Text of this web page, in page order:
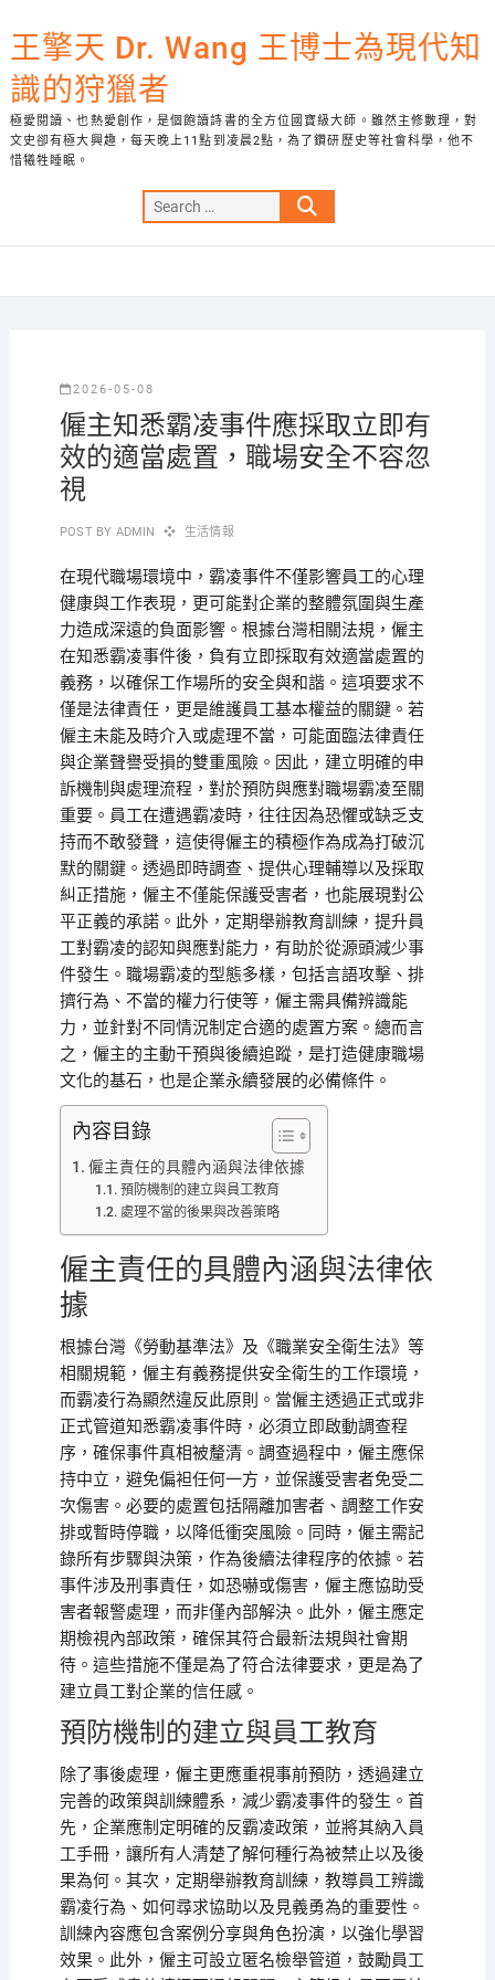
to
content
王擎天 Dr. Wang 王博士為現代知
識的狩獵者
極愛閱讀、也熱愛創作，是個飽讀詩書的全方位國寶級大師。雖然主修數理，對
文史卻有極大興趣，每天晚上11點到凌晨2點，為了鑽研歷史等社會科學，他不
惜犧牲睡眠。
Search
…
2026-05-08
僱主知悉霸凌事件應採取立即有
效的適當處置，職場安全不容忽
視
POST BY ADMIN 生活情報
在現代職場環境中，霸凌事件不僅影響員工的心理
健康與工作表現，更可能對企業的整體氛圍與生產
力造成深遠的負面影響。根據台灣相關法規，僱主
在知悉霸凌事件後，負有立即採取有效適當處置的
義務，以確保工作場所的安全與和諧。這項要求不
僅是法律責任，更是維護員工基本權益的關鍵。若
僱主未能及時介入或處理不當，可能面臨法律責任
與企業聲譽受損的雙重風險。因此，建立明確的申
訴機制與處理流程，對於預防與應對職場霸凌至關
重要。員工在遭遇霸凌時，往往因為恐懼或缺乏支
持而不敢發聲，這使得僱主的積極作為成為打破沉
默的關鍵。透過即時調查、提供心理輔導以及採取
糾正措施，僱主不僅能保護受害者，也能展現對公
平正義的承諾。此外，定期舉辦教育訓練，提升員
工對霸凌的認知與應對能力，有助於從源頭減少事
件發生。職場霸凌的型態多樣，包括言語攻擊、排
擠行為、不當的權力行使等，僱主需具備辨識能
力，並針對不同情況制定合適的處置方案。總而言
之，僱主的主動干預與後續追蹤，是打造健康職場
文化的基石，也是企業永續發展的必備條件。
內容目錄
僱主責任的具體內涵與法律依據
預防機制的建立與員工教育
處理不當的後果與改善策略
僱主責任的具體內涵與法律依
據
根據台灣《勞動基準法》及《職業安全衛生法》等
相關規範，僱主有義務提供安全衛生的工作環境，
而霸凌行為顯然違反此原則。當僱主透過正式或非
正式管道知悉霸凌事件時，必須立即啟動調查程
序，確保事件真相被釐清。調查過程中，僱主應保
持中立，避免偏袒任何一方，並保護受害者免受二
次傷害。必要的處置包括隔離加害者、調整工作安
排或暫時停職，以降低衝突風險。同時，僱主需記
錄所有步驟與決策，作為後續法律程序的依據。若
事件涉及刑事責任，如恐嚇或傷害，僱主應協助受
害者報警處理，而非僅內部解決。此外，僱主應定
期檢視內部政策，確保其符合最新法規與社會期
待。這些措施不僅是為了符合法律要求，更是為了
建立員工對企業的信任感。
預防機制的建立與員工教育
除了事後處理，僱主更應重視事前預防，透過建立
完善的政策與訓練體系，減少霸凌事件的發生。首
先，企業應制定明確的反霸凌政策，並將其納入員
工手冊，讓所有人清楚了解何種行為被禁止以及後
果為何。其次，定期舉辦教育訓練，教導員工辨識
霸凌行為、如何尋求協助以及見義勇為的重要性。
訓練內容應包含案例分享與角色扮演，以強化學習
效果。此外，僱主可設立匿名檢舉管道，鼓勵員工